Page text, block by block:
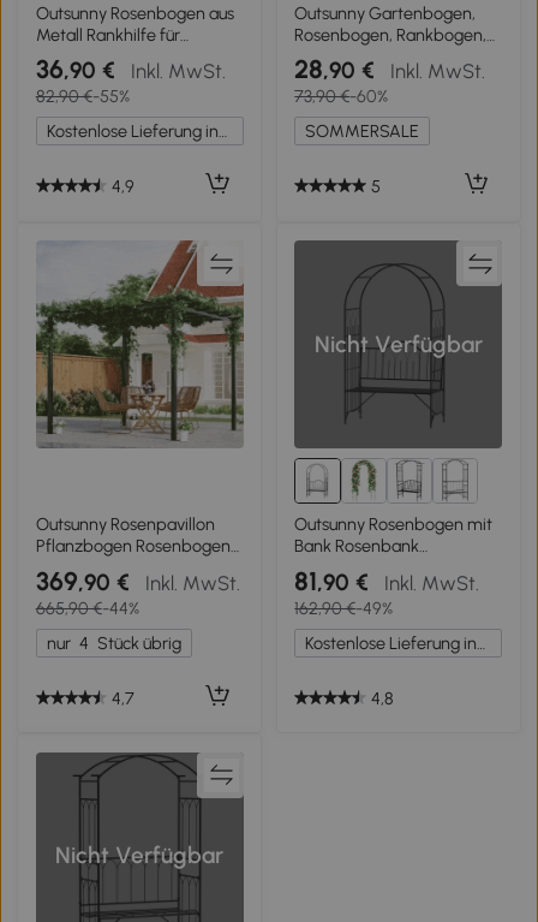
Outsunny Rosenbogen aus
Metall Rankhilfe für
Kletterpflanzen
Gartenbogen mit Spitze
Metallstruktur Torbogen
Rankbogen für Rosen
Bögen Rankgitter
30 x 230 cm Schwarz
36,90 € Inkl. MwSt.
82,90 €-55%
Kostenlose Lieferung innerhalb Deutschlands
4,9
Outsunny Gartenbogen,
Rosenbogen, Rankbogen,
Rosenspalier Metall,
schwarz, 1,40 x 0,40 x 2,40
m
28,90 € Inkl. MwSt.
73,90 €-60%
SOMMERSALE
5
Outsunny Rosenpavillon
Pflanzbogen Rosenbogen
Rankhilfe Garten Pavillon
wetterfest Metall Schwarz
2,97 x 2,95 x 2,3 m
369,90 € Inkl. MwSt.
665,90 €-44%
nur 4 Stück übrig
4,7
Nicht Verfügbar
Outsunny Rosenbogen mit
Bank Rosenbank
Laubenbank
Philosophenbank
Rankgitter Rankhilfe
Gartenbank Metall
Schwarz 115 x 59 x 203 cm
81,90 € Inkl. MwSt.
162,90 €-49%
Kostenlose Lieferung innerhalb Deutschlands
4,8
Nicht Verfügbar